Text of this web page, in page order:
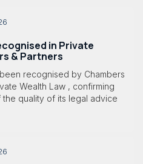
in Private
& Partners
recognised by Chambers
Wealth Law , confirming
quality of its legal advice